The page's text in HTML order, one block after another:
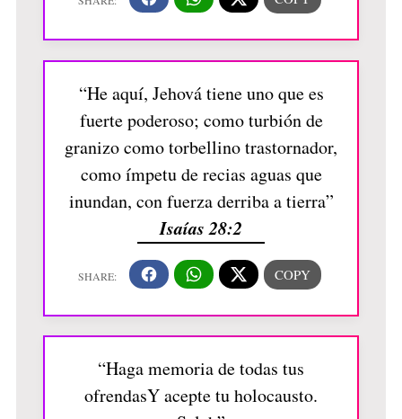
“He aquí, Jehová tiene uno que es
fuerte poderoso; como turbión de
granizo como torbellino trastornador,
como ímpetu de recias aguas que
inundan, con fuerza derriba a tierra”
Isaías 28:2
“Haga memoria de todas tus
ofrendasY acepte tu holocausto.